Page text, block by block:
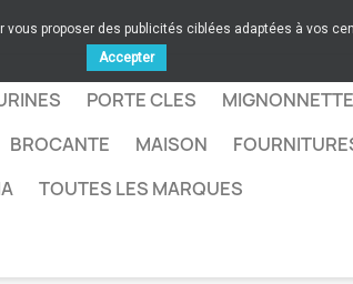
PORTE CLES
BROCANTE MAISON
TOUTES LES MARQUES
proposer des publicités ciblées adaptées à vos
Accepter